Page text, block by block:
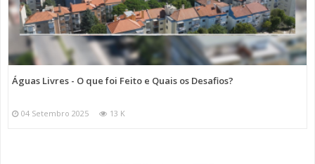
Águas Livres - O que foi Feito e Quais os Desafios?
04 Setembro 2025 13 K